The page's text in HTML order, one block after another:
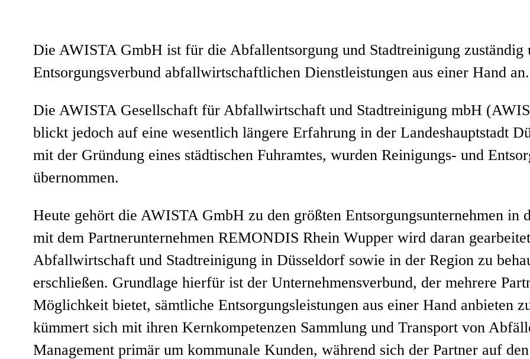
Die AWISTA GmbH ist für die Abfallentsorgung und Stadtreinigung zuständig
Entsorgungsverbund abfallwirtschaftlichen Dienstleistungen aus einer Hand an.
Die AWISTA Gesellschaft für Abfallwirtschaft und Stadtreinigung mbH
blickt jedoch auf eine wesentlich längere Erfahrung in der Landeshauptstadt
mit der Gründung eines städtischen Fuhramtes, wurden Reinigungs- und
übernommen.
Heute gehört die AWISTA GmbH zu den größten Entsorgungsunternehmen in
mit dem Partnerunternehmen REMONDIS Rhein Wupper wird daran
Abfallwirtschaft und Stadtreinigung in Düsseldorf sowie in der Region zu
erschließen. Grundlage hierfür ist der Unternehmensverbund, der mehrere
Möglichkeit bietet, sämtliche Entsorgungsleistungen aus einer Hand anbieten
kümmert sich mit ihren Kernkompetenzen Sammlung und Transport von
Management primär um kommunale Kunden, während sich der Partner auf